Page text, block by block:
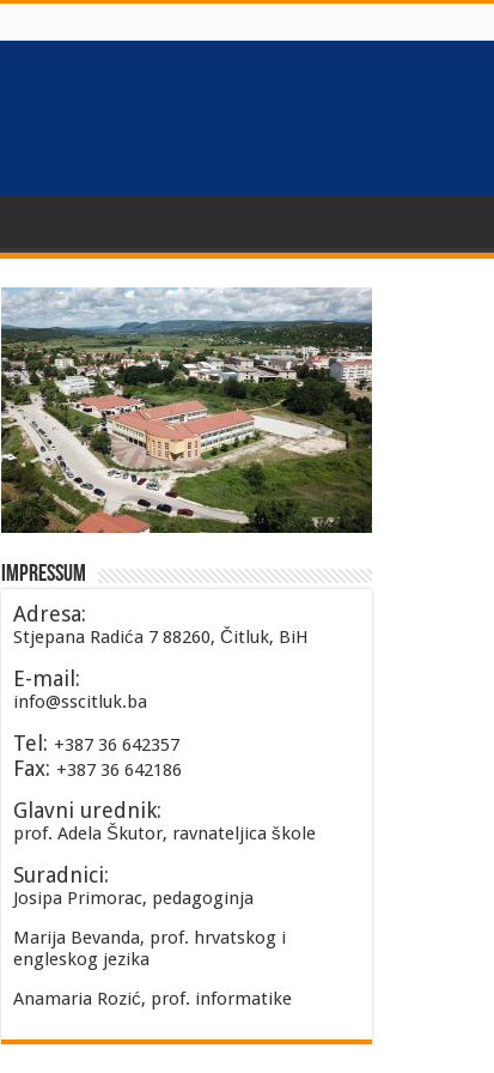
Impressum
Adresa:
Stjepana Radića 7 88260, Čitluk, BiH
E-mail:
info@sscitluk.ba
Tel: +387 36 642357
Fax: +387 36 642186
Glavni urednik:
prof. Adela Škutor, ravnateljica škole
Suradnici:
Josipa Primorac, pedagoginja
Marija Bevanda, prof. hrvatskog i
engleskog jezika
Anamaria Rozić, prof. informatike